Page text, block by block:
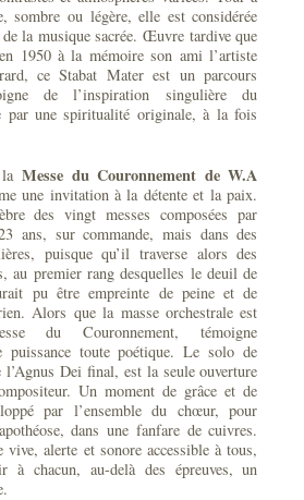
sombre ou légère, elle est considérée
la musique sacrée. Œuvre tardive que
1950 à la mémoire son ami l’artiste
ce Stabat Mater est un parcours
de l’inspiration singulière du
par une spiritualité originale, à la fois
Messe du Couronnement de W.A
une invitation à la détente et la paix.
des vingt messes composées par
ans, sur commande, mais dans des
puisque qu’il traverse alors des
au premier rang desquelles le deuil de
pu être empreinte de peine et de
Alors que la masse orchestrale est
du Couronnement, témoigne
puissance toute poétique. Le solo de
l’Agnus Dei final, est la seule ouverture
Un moment de grâce et de
par l’ensemble du chœur, pour
dans une fanfare de cuivres.
vive, alerte et sonore accessible à tous,
à chacun, au-delà des épreuves, un